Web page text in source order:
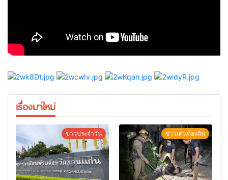
เรื่องมาใหม่
ข่าวประจำวัน ข่าวเด่นท้องถิ่น